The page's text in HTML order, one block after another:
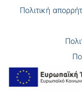
Πολιτική